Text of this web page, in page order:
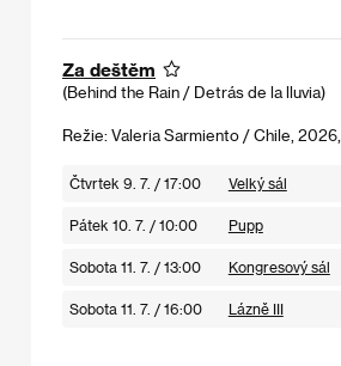
Za deštěm
(Behind the Rain / Detrás de la lluvia)
Režie: Valeria Sarmiento / Chile,
Čtvrtek 9. 7. / 17:00 Velký sál
Pátek 10. 7. / 10:00 Pupp
Sobota 11. 7. / 13:00 Kongresový sál
Sobota 11. 7. / 16:00 Lázně III